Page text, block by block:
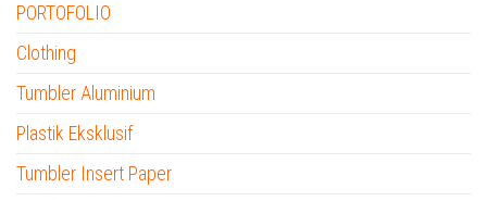
PORTOFOLIO
Clothing
Tumbler Aluminium
Plastik Eksklusif
Tumbler Insert Paper